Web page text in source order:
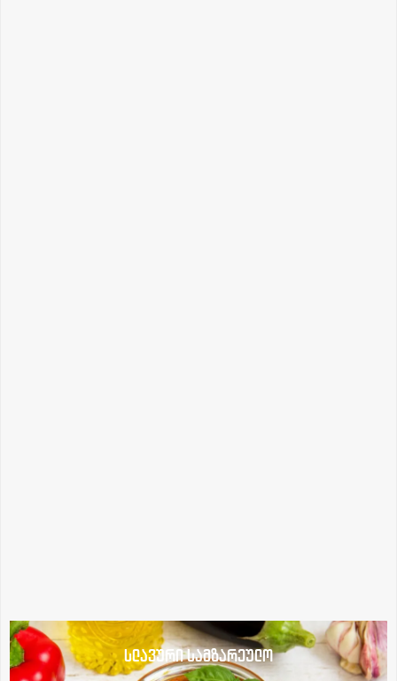
სლავური სამზარეულო